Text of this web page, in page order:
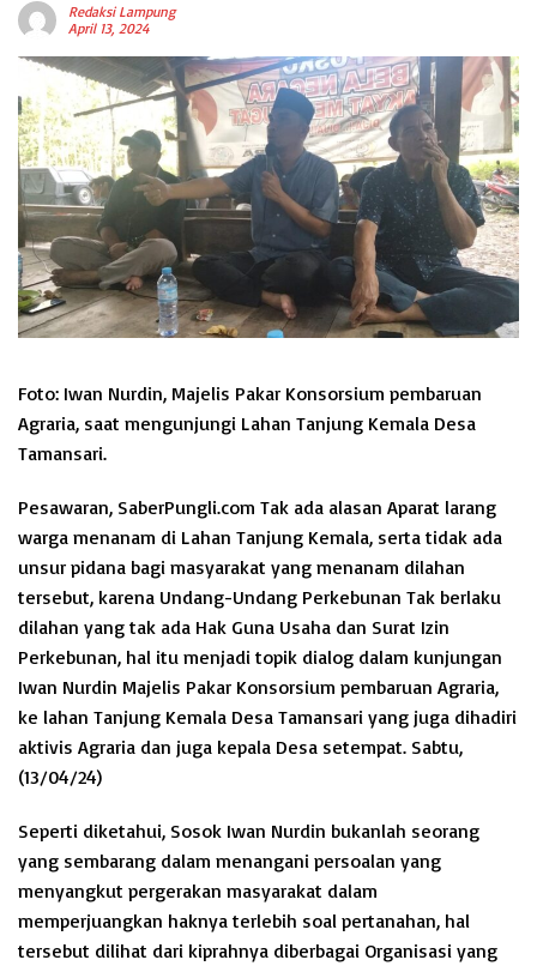
Redaksi Lampung
April 13, 2024
Foto: Iwan Nurdin, Majelis Pakar Konsorsium pembaruan
Agraria, saat mengunjungi Lahan Tanjung Kemala Desa
Tamansari.
Pesawaran, SaberPungli.com Tak ada alasan Aparat larang
warga menanam di Lahan Tanjung Kemala, serta tidak ada
unsur pidana bagi masyarakat yang menanam dilahan
tersebut, karena Undang-Undang Perkebunan Tak berlaku
dilahan yang tak ada Hak Guna Usaha dan Surat Izin
Perkebunan, hal itu menjadi topik dialog dalam kunjungan
Iwan Nurdin Majelis Pakar Konsorsium pembaruan Agraria,
ke lahan Tanjung Kemala Desa Tamansari yang juga dihadiri
aktivis Agraria dan juga kepala Desa setempat. Sabtu,
(13/04/24)
Seperti diketahui, Sosok Iwan Nurdin bukanlah seorang
yang sembarang dalam menangani persoalan yang
menyangkut pergerakan masyarakat dalam
memperjuangkan haknya terlebih soal pertanahan, hal
tersebut dilihat dari kiprahnya diberbagai Organisasi yang